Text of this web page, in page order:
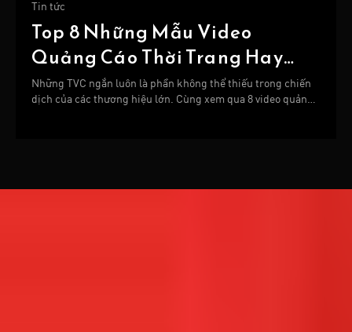
Tin tức
Top 8 Những Mẫu Video
Quảng Cáo Thời Trang Hay
Nhất
Những TVC ngắn luôn là phần không thể thiếu trong chiến
dịch của các thương hiệu lớn. Cùng xem qua 8 video quảng